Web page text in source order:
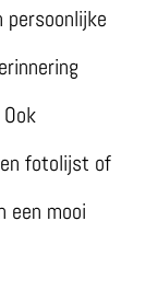
persoonlijke
fotolijst of
een mooi